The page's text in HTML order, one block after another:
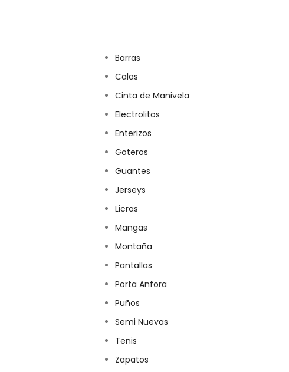
Barras
Calas
Cinta de Manivela
Electrolitos
Enterizos
Goteros
Guantes
Jerseys
Licras
Mangas
Montaña
Pantallas
Porta Anfora
Puños
Semi Nuevas
Tenis
Zapatos